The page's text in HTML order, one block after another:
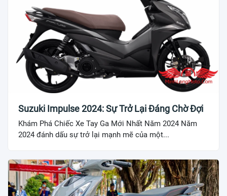
Suzuki Impulse 2024: Sự Trở Lại Đáng Chờ Đợi
Khám Phá Chiếc Xe Tay Ga Mới Nhất Năm 2024 Năm
2024 đánh dấu sự trở lại mạnh mẽ của một...